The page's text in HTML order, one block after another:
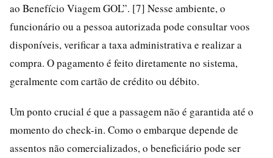
ao Benefício Viagem GOL”. [7] Nesse ambiente, o
funcionário ou a pessoa autorizada pode consultar voos
disponíveis, verificar a taxa administrativa e realizar a
compra. O pagamento é feito diretamente no sistema,
geralmente com cartão de crédito ou débito.
Um ponto crucial é que a passagem não é garantida até o
momento do check-in. Como o embarque depende de
assentos não comercializados, o beneficiário pode ser